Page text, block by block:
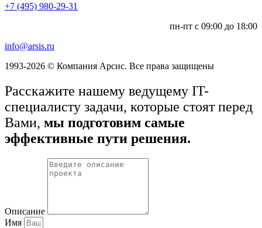
+7 (495) 980-29-31
пн-пт с 09:00 до 18:00
info@arsis.ru
1993-2026 © Компания Арсис. Все права защищены
Расскажите нашему ведущему IT-
специалисту задачи, которые стоят перед
Вами, мы подготовим самые
эффективные пути решения.
Описание
Имя